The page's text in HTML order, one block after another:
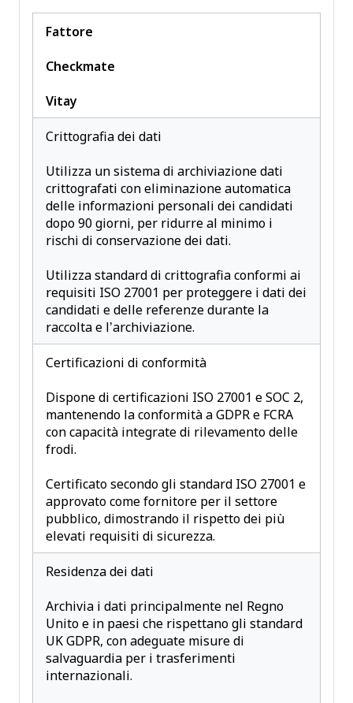
Fattore
Checkmate
Vitay
Crittografia dei dati
Utilizza un sistema di archiviazione dati
crittografati con eliminazione automatica
delle informazioni personali dei candidati
dopo 90 giorni, per ridurre al minimo i
rischi di conservazione dei dati.
Utilizza standard di crittografia conformi ai
requisiti ISO 27001 per proteggere i dati dei
candidati e delle referenze durante la
raccolta e l’archiviazione.
Certificazioni di conformità
Dispone di certificazioni ISO 27001 e SOC 2,
mantenendo la conformità a GDPR e FCRA
con capacità integrate di rilevamento delle
frodi.
Certificato secondo gli standard ISO 27001 e
approvato come fornitore per il settore
pubblico, dimostrando il rispetto dei più
elevati requisiti di sicurezza.
Residenza dei dati
Archivia i dati principalmente nel Regno
Unito e in paesi che rispettano gli standard
UK GDPR, con adeguate misure di
salvaguardia per i trasferimenti
internazionali.